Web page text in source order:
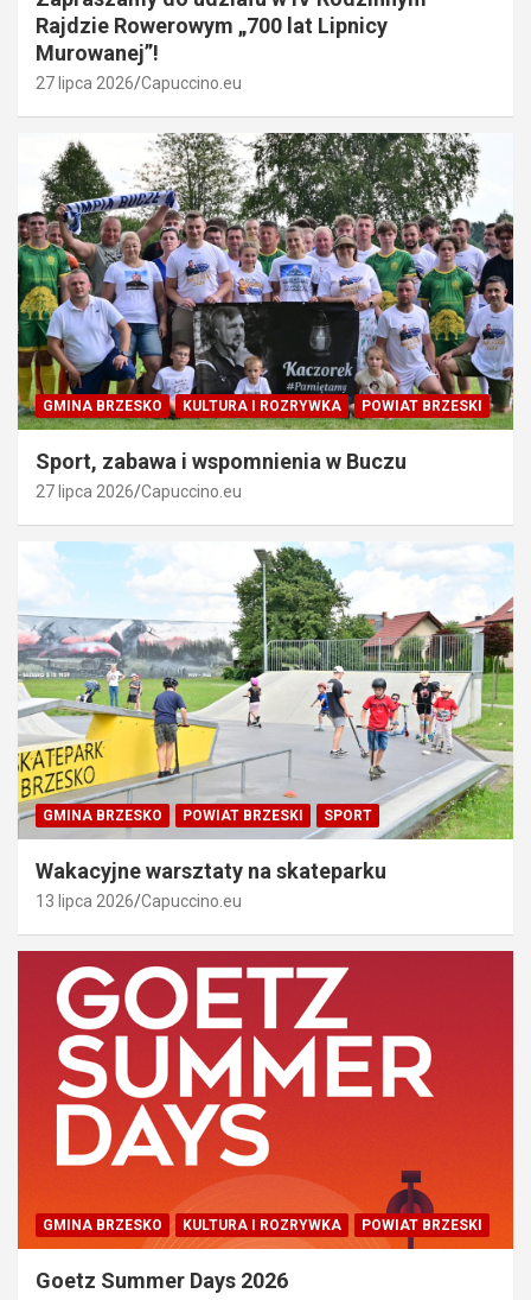
Rajdzie Rowerowym „700 lat Lipnicy
Murowanej”!
27 lipca 2026 Capuccino.eu
GMINA BRZESKO KULTURA I ROZRYWKA POWIAT BRZESKI
Sport, zabawa i wspomnienia w Buczu
27 lipca 2026 Capuccino.eu
GMINA BRZESKO POWIAT BRZESKI SPORT
Wakacyjne warsztaty na skateparku
13 lipca 2026 Capuccino.eu
GMINA BRZESKO KULTURA I ROZRYWKA POWIAT BRZESKI
Goetz Summer Days 2026